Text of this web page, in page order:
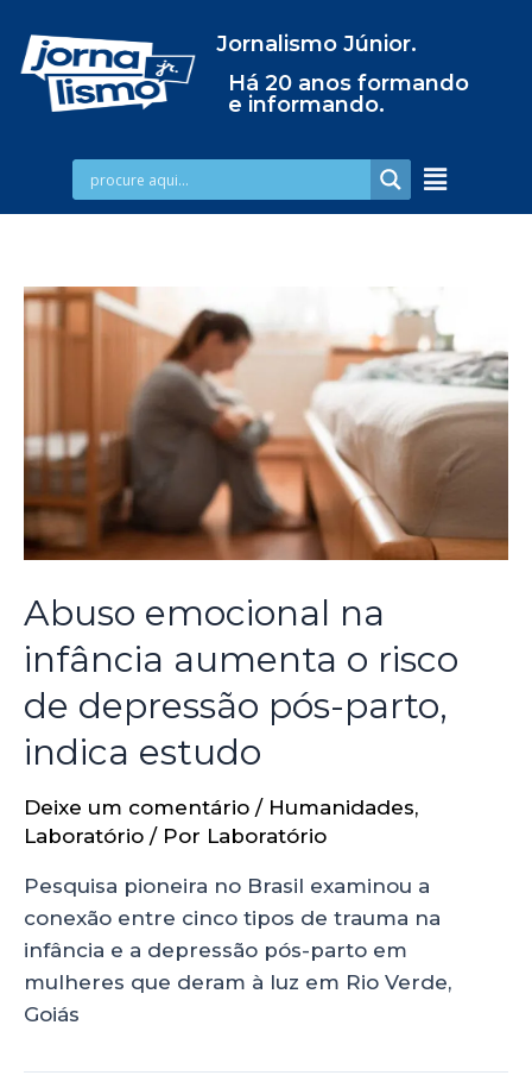
Jornalismo Júnior.
Há 20 anos formando
e informando.
Abuso emocional na
infância aumenta o risco
de depressão pós-parto,
indica estudo
Deixe um comentário / Humanidades,
Laboratório / Por Laboratório
Pesquisa pioneira no Brasil examinou a
conexão entre cinco tipos de trauma na
infância e a depressão pós-parto em
mulheres que deram à luz em Rio Verde,
Goiás